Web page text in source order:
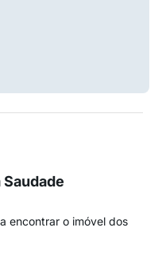
encontrar o imóvel dos